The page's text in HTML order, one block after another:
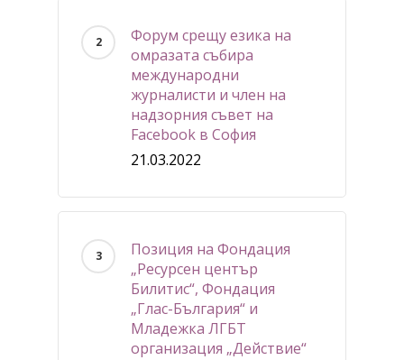
Форум срещу езика на
омразата събира
международни
журналисти и член на
надзорния съвет на
Facebook в София
21.03.2022
Позиция на Фондация
„Ресурсен център
Билитис“, Фондация
„Глас-България“ и
Младежка ЛГБТ
организация „Действие“